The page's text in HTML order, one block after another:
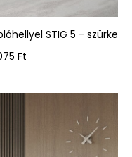
STIG 5 - szürke
Ft